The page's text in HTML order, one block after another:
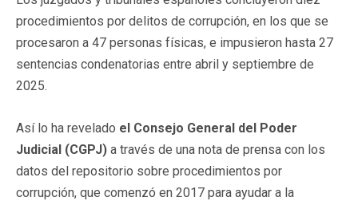
procedimientos por delitos de corrupción, en los que se
procesaron a 47 personas físicas, e impusieron hasta 27
sentencias condenatorias entre abril y septiembre de
2025.
Así lo ha revelado el Consejo General del Poder
Judicial (CGPJ) a través de una nota de prensa con los
datos del repositorio sobre procedimientos por
corrupción, que comenzó en 2017 para ayudar a la